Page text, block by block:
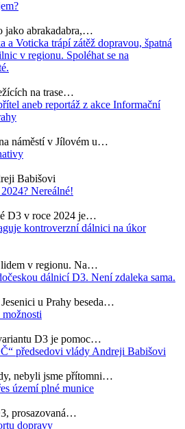
jako abrakadabra,…
a Voticka trápí zátěž dopravou, špatná
v regionu. Spoléhat se na
na trase…
aneb reportáž z akce Informační
náměstí v Jílovém u…
Babišovi
Nereálné!
D3 v roce 2024 je…
kontroverzní dálnici na úkor
v regionu. Na…
dálnicí D3. Není zdaleka sama.
u Prahy beseda…
D3 je pomoc…
předsedovi vlády Andreji Babišovi
nebyli jsme přítomni…
území plné munice
prosazovaná…
dopravy